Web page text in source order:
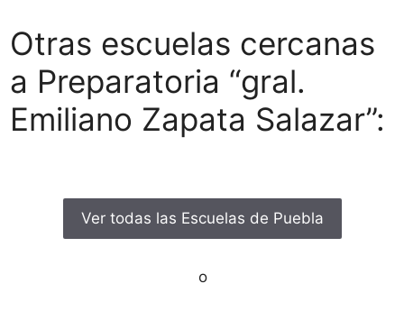
Otras escuelas cercanas
a Preparatoria “gral.
Emiliano Zapata Salazar”:
Ver todas las Escuelas de Puebla
o